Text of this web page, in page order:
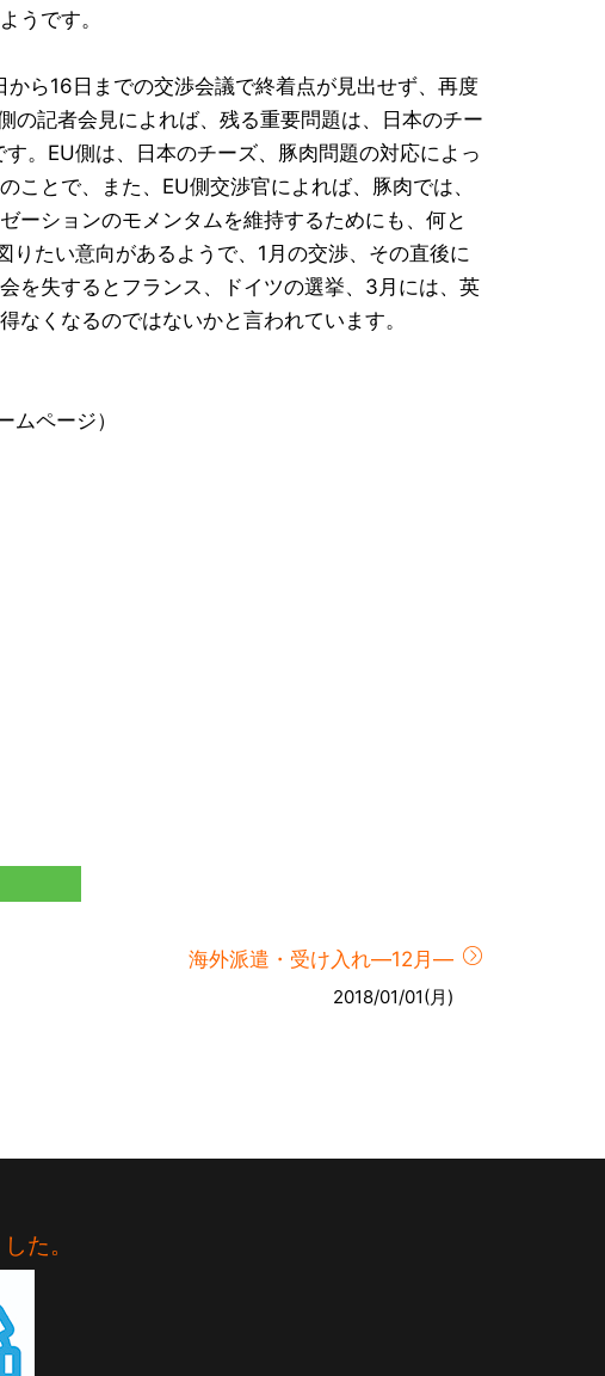
うです。
ら16日までの交渉会議で終着点が見出せず、再度
の記者会見によれば、残る重要問題は、日本のチー
。EU側は、日本のチーズ、豚肉問題の対応によっ
とで、また、EU側交渉官によれば、豚肉では、
ーションのモメンタムを維持するためにも、何と
たい意向があるようで、1月の交渉、その直後に
を失するとフランス、ドイツの選挙、3月には、英
なくなるのではないかと言われています。
ムページ）
海外派遣・受け入れ―12月―
2018/01/01(月)
た。